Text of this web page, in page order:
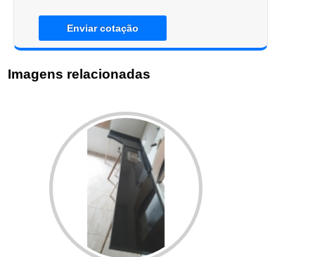
Enviar cotação
Imagens relacionadas